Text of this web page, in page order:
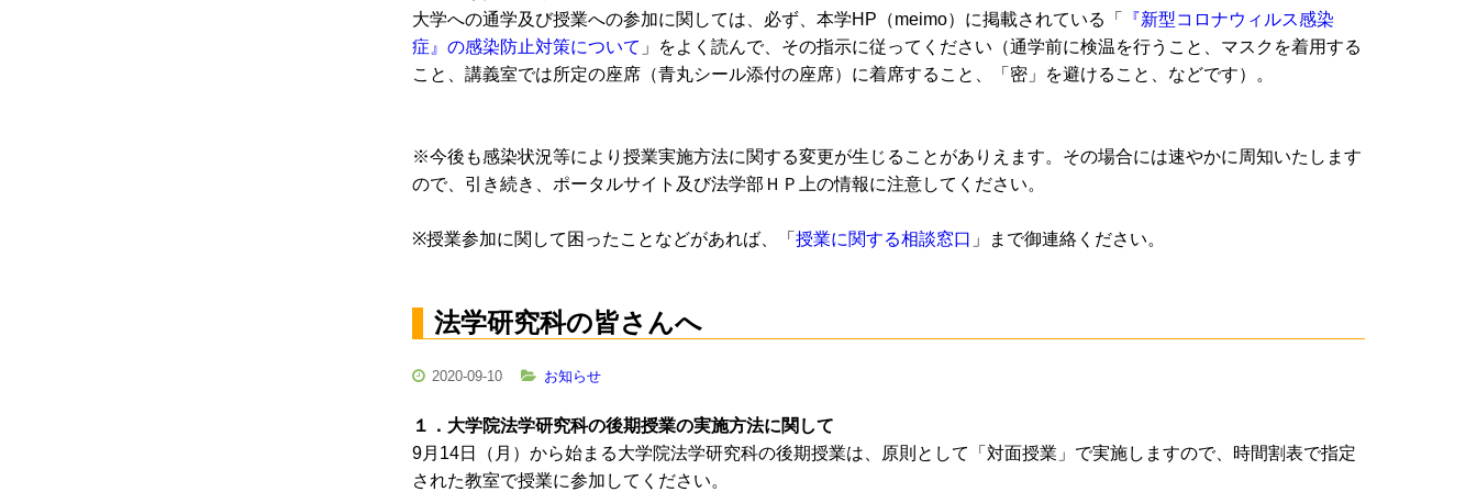
大学への通学及び授業への参加に関しては、必ず、本学HP（meimo）に掲載されている「
『新型コロナウィルス感染
症』の感染防止対策について 」をよく読んで、その指示に従ってください（通学前に検温を行うこと、マスクを着用する
こと、講義室では所定の座席（青丸シール添付の座席）に着席すること、「密」を避けること、などです）。
※今後も感染状況等により授業実施方法に関する変更が生じることがありえます。その場合には速やかに周知いたします
ので、引き続き、ポータルサイト及び法学部ＨＰ上の情報に注意してください。
※授業参加に関して困ったことなどがあれば、「 授業に関する相談窓口 」まで御連絡ください。
法学研究科の皆さんへ
2020-09-10 お知らせ
１．大学院法学研究科の後期授業の実施方法に関して
9月14日（月）から始まる大学院法学研究科の後期授業は、原則として「対面授業」で実施しますので、時間割表で指定
された教室で授業に参加してください。